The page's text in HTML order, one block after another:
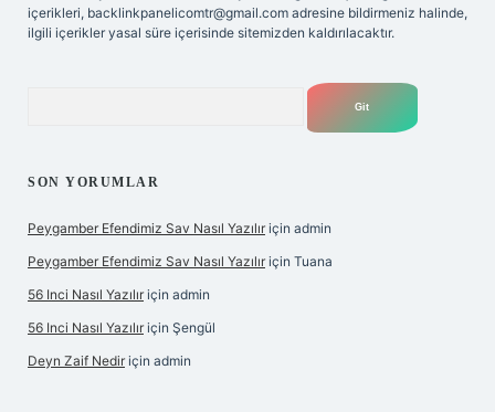
içerikleri, backlinkpanelicomtr@gmail.com adresine bildirmeniz halinde,
ilgili içerikler yasal süre içerisinde sitemizden kaldırılacaktır.
SON YORUMLAR
Peygamber Efendimiz Sav Nasıl Yazılır için admin
Peygamber Efendimiz Sav Nasıl Yazılır için Tuana
56 Inci Nasıl Yazılır için admin
56 Inci Nasıl Yazılır için Şengül
Deyn Zaif Nedir için admin